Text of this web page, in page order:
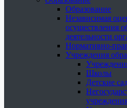
Образование
Независимая
осуществления
деятельности
Нормативно-
Учреждения
Школы
Детские